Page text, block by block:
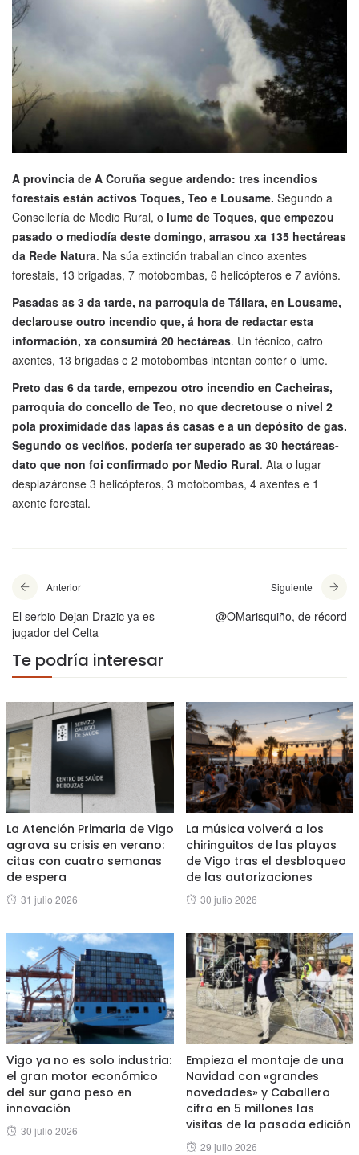
A provincia de A Coruña segue ardendo: tres incendios
forestais están activos Toques, Teo e Lousame. Segundo a
Consellería de Medio Rural, o lume de Toques, que empezou
pasado o mediodía deste domingo, arrasou xa 135 hectáreas
da Rede Natura. Na súa extinción traballan cinco axentes
forestais, 13 brigadas, 7 motobombas, 6 helicópteros e 7 avións.
Pasadas as 3 da tarde, na parroquia de Tállara, en Lousame,
declarouse outro incendio que, á hora de redactar esta
información, xa consumirá 20 hectáreas. Un técnico, catro
axentes, 13 brigadas e 2 motobombas intentan conter o lume.
Preto das 6 da tarde, empezou otro incendio en Cacheiras,
parroquia do concello de Teo, no que decretouse o nivel 2
pola proximidade das lapas ás casas e a un depósito de gas.
Segundo os veciños, podería ter superado as 30 hectáreas-
dato que non foi confirmado por Medio Rural. Ata o lugar
desplazáronse 3 helicópteros, 3 motobombas, 4 axentes e 1
axente forestal.
Anterior
El serbio Dejan Drazic ya es
jugador del Celta
Siguiente
@OMarisquiño, de récord
Te podría interesar
La Atención Primaria de Vigo
agrava su crisis en verano:
citas con cuatro semanas
de espera
Posted
31 julio 2026
La música volverá a los
chiringuitos de las playas
de Vigo tras el desbloqueo
de las autorizaciones
Posted
30 julio 2026
Vigo ya no es solo industria:
el gran motor económico
del sur gana peso en
innovación
Posted
30 julio 2026
Empieza el montaje de una
Navidad con «grandes
novedades» y Caballero
cifra en 5 millones las
visitas de la pasada edición
Posted
29 julio 2026